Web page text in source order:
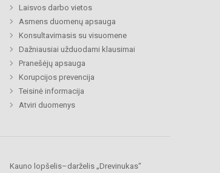
Laisvos darbo vietos
Asmens duomenų apsauga
Konsultavimasis su visuomene
Dažniausiai užduodami klausimai
Pranešėjų apsauga
Korupcijos prevencija
Teisinė informacija
Atviri duomenys
Kauno lopšelis–darželis „Drevinukas“